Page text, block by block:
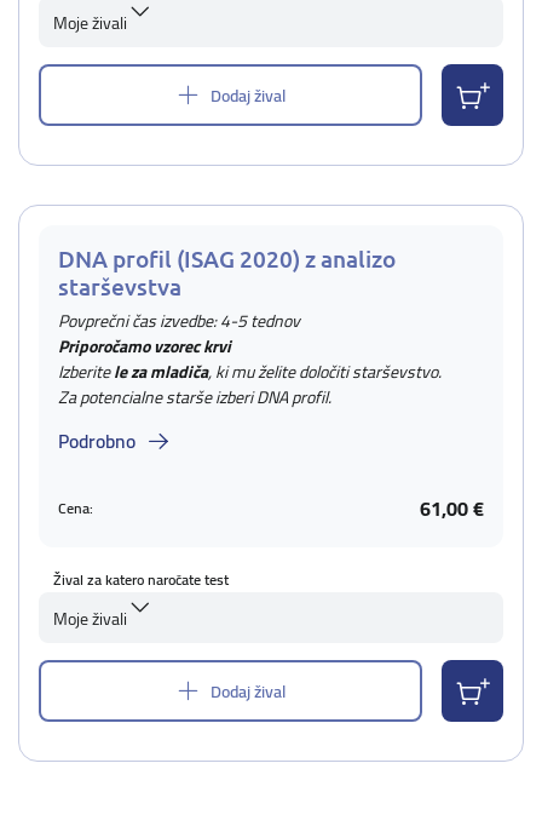
Moje živali
Dodaj žival
DNA profil (ISAG 2020) z analizo
starševstva
Povprečni čas izvedbe: 4-5 tednov
Priporočamo vzorec krvi
Izberitele za mladiča, ki mu želite določiti starševstvo.
Za potencialne starše izberi DNA profil.
Podrobno
Cena: 61,00 €
Žival za katero naročate test
Moje živali
Dodaj žival